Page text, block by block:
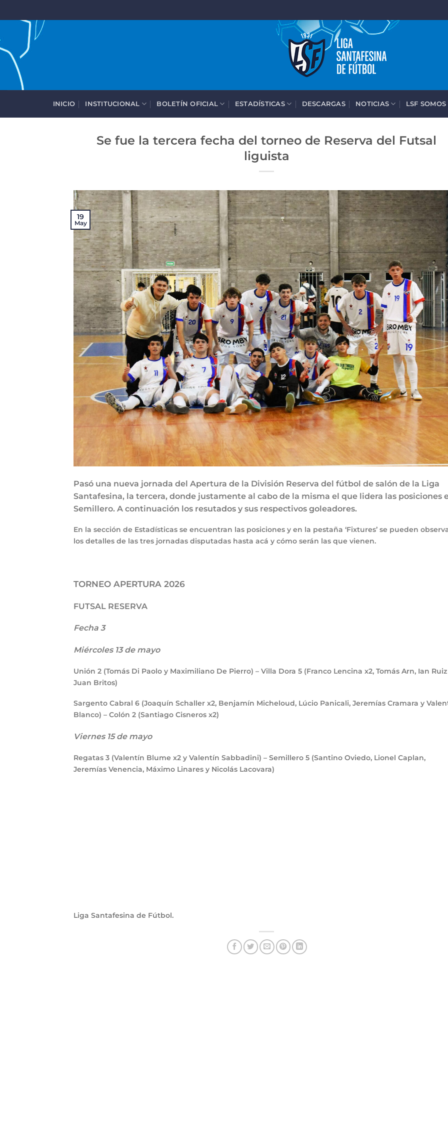
contenido
INICIO INSTITUCIONAL BOLETÍN OFICIAL ESTADÍSTICAS DESCARGAS NOTICIAS LSF
Se fue la tercera fecha del torneo de Reserva del Futsal
liguista
19
May
Pasó una nueva jornada del Apertura de la División Reserva del fútbol de salón de la Liga
Santafesina, la tercera, donde justamente al cabo de la misma el que lidera las posiciones
Semillero. A continuación los resutados y sus respectivos goleadores.
En la sección de Estadísticas se encuentran las posiciones y en la pestaña ‘Fixtures’ se pueden
los detalles de las tres jornadas disputadas hasta acá y cómo serán las que vienen.
TORNEO APERTURA 2026
FUTSAL RESERVA
Fecha 3
Miércoles 13 de mayo
Unión 2 (Tomás Di Paolo y Maximiliano De Pierro) – Villa Dora 5 (Franco Lencina x2, Tomás Arn, Ian
Juan Britos)
Sargento Cabral 6 (Joaquín Schaller x2, Benjamín Micheloud, Lúcio Panicali, Jeremías Cramara y
Blanco) – Colón 2 (Santiago Cisneros x2)
Viernes 15 de mayo
Regatas 3 (Valentín Blume x2 y Valentín Sabbadini) – Semillero 5 (Santino Oviedo, Lionel Caplan,
Jeremías Venencia, Máximo Linares y Nicolás Lacovara)
Liga Santafesina de Fútbol.